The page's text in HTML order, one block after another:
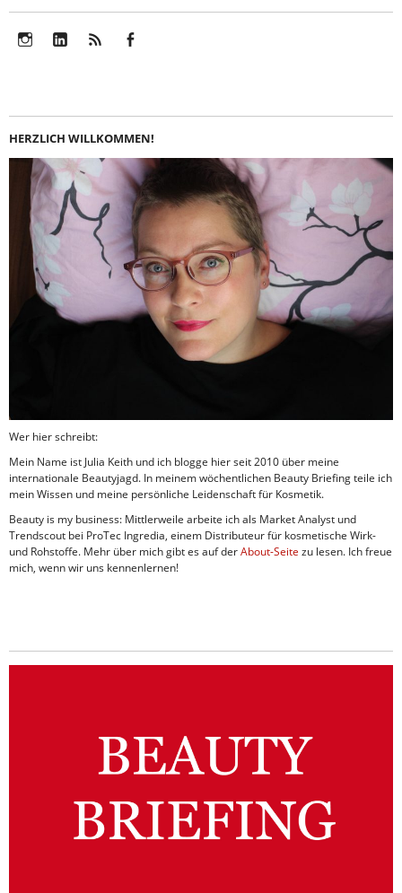
HERZLICH WILLKOMMEN!
Wer hier schreibt:
Mein Name ist Julia Keith und ich blogge hier seit 2010 über meine
internationale Beautyjagd. In meinem wöchentlichen Beauty Briefing teile ich
mein Wissen und meine persönliche Leidenschaft für Kosmetik.
Beauty is my business: Mittlerweile arbeite ich als Market Analyst und
Trendscout bei ProTec Ingredia, einem Distributeur für kosmetische Wirk-
und Rohstoffe. Mehr über mich gibt es auf derAbout-Seite zu lesen. Ich freue
mich, wenn wir uns kennenlernen!